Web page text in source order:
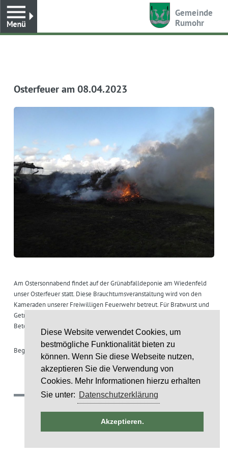
Diese Website verwendet Cookies, um
bestmögliche Funktionalität bieten zu
können. Wenn Sie diese Webseite nutzen,
akzeptieren Sie die Verwendung von
Cookies. Mehr Informationen hierzu erhalten
Sie unter: Datenschutzerklärung
Akzeptieren.
Gemeinde
Rumohr
Osterfeuer am 08.04.2023
Am Ostersonnabend findet auf der Grünabfalldeponie am Wiedenfeld
unser Osterfeuer statt. Diese Brauchtumsveranstaltung wird von den
Kameraden unserer Freiwilligen Feuerwehr betreut. Für Bratwurst und
Getränke ist gesorgt. Die Gemeinde hofft auf eine zahlreiche
Beteiligung.
Beginn ist um 18 Uhr.
(c) 2018 Gemeinde Rumohr.
Umsetzung: IDE Stampe GmbH